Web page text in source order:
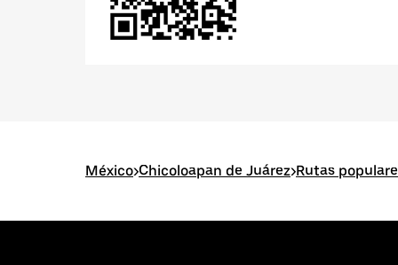
México>Chicoloapan de Juárez>Rutas